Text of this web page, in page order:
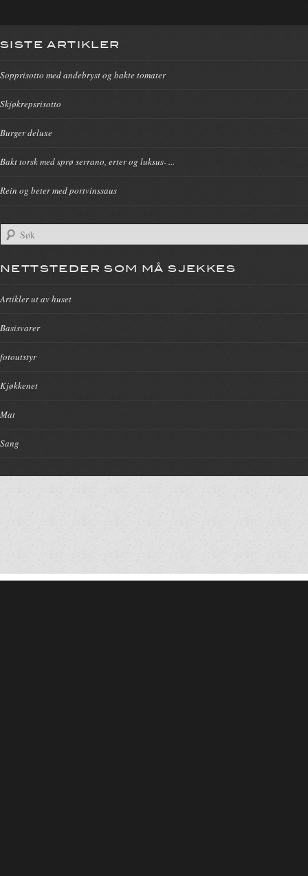
SISTE ARTIKLER
Sopprisotto med andebryst og bakte tomater
Skjøkrepsrisotto
Burger deluxe
Bakt torsk med sprø serrano, erter og luksus- ...
Rein og beter med portvinssaus
NETTSTEDER SOM MÅ SJEKKES
Artikler ut av huset
Basisvarer
fotoutstyr
Kjøkkenet
Mat
Sang